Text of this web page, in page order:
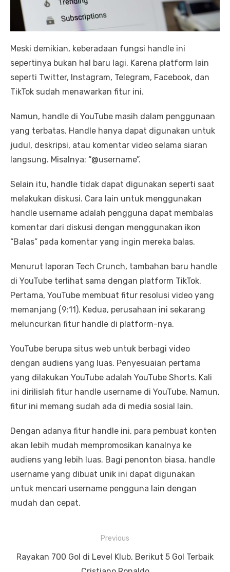
Meski demikian, keberadaan fungsi handle ini
sepertinya bukan hal baru lagi. Karena platform lain
seperti Twitter, Instagram, Telegram, Facebook, dan
TikTok sudah menawarkan fitur ini.
Namun, handle di YouTube masih dalam penggunaan
yang terbatas. Handle hanya dapat digunakan untuk
judul, deskripsi, atau komentar video selama siaran
langsung. Misalnya: “@username”.
Selain itu, handle tidak dapat digunakan seperti saat
melakukan diskusi. Cara lain untuk menggunakan
handle username adalah pengguna dapat membalas
komentar dari diskusi dengan menggunakan ikon
“Balas” pada komentar yang ingin mereka balas.
Menurut laporan Tech Crunch, tambahan baru handle
di YouTube terlihat sama dengan platform TikTok.
Pertama, YouTube membuat fitur resolusi video yang
memanjang (9:11). Kedua, perusahaan ini sekarang
meluncurkan fitur handle di platform-nya.
YouTube berupa situs web untuk berbagi video
dengan audiens yang luas. Penyesuaian pertama
yang dilakukan YouTube adalah YouTube Shorts. Kali
ini dirilislah fitur handle username di YouTube. Namun,
fitur ini memang sudah ada di media sosial lain.
Dengan adanya fitur handle ini, para pembuat konten
akan lebih mudah mempromosikan kanalnya ke
audiens yang lebih luas. Bagi penonton biasa, handle
username yang dibuat unik ini dapat digunakan
untuk mencari username pengguna lain dengan
mudah dan cepat.
Previous
P
Rayakan 700 Gol di Level Klub, Berikut 5 Gol Terbaik